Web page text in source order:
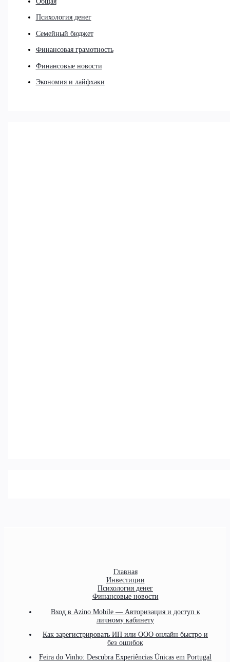
Психология денег
Семейный бюджет
Финансовая грамотность
Финансовые новости
Экономия и лайфхаки
Главная
Инвестиции
Психология денег
Финансовые новости
Вход в Azino Mobile — Авторизация и доступ к
личному кабинету
Как зарегистрировать ИП или ООО онлайн быстро и
без ошибок
Feira do Vinho: Descubra Experiências Únicas em Portugal